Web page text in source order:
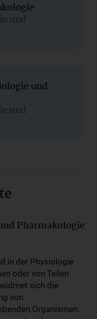
und
und
und
Pharmakologie
in der Physiologie
oder von Teilen
sich die
von
Organismen